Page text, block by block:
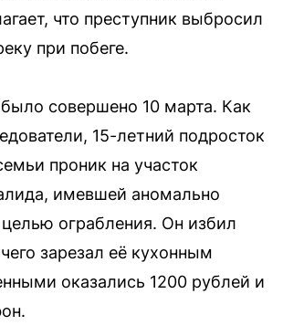
что преступник выбросил
при побеге.
совершено 10 марта. Как
15-летний подросток
проник на участок
имевшей аномально
целью ограбления. Он избил
зарезал её кухонным
оказались 1200 рублей и